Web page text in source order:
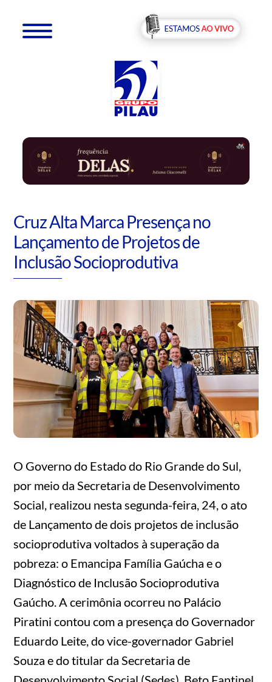
Cruz Alta Marca Presença no
Lançamento de Projetos de
Inclusão Socioprodutiva
O Governo do Estado do Rio Grande do Sul,
por meio da Secretaria de Desenvolvimento
Social, realizou nesta segunda-feira, 24, o ato
de Lançamento de dois projetos de inclusão
socioprodutiva voltados à superação da
pobreza: o Emancipa Família Gaúcha e o
Diagnóstico de Inclusão Socioprodutiva
Gaúcho. A cerimônia ocorreu no Palácio
Piratini contou com a presença do Governador
Eduardo Leite, do vice-governador Gabriel
Souza e do titular da Secretaria de